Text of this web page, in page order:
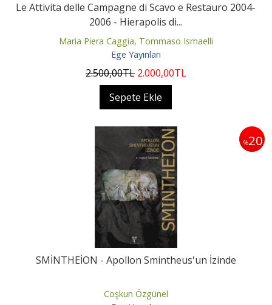
Le Attivita delle Campagne di Scavo e Restauro 2004-
2006 - Hierapolis di...
Maria Piera Caggia, Tommaso Ismaelli
Ege Yayınları
2.500,00TL 2.000,00TL
Sepete Ekle
%20
SMİNTHEİON - Apollon Smintheus'un İzinde
Coşkun Özgünel